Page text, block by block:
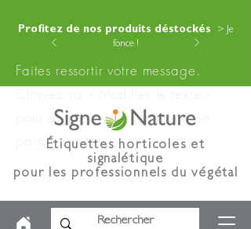
Profitez de nos produits déstockés
> Je
fonce !
Faites ressortir votre message.
Cliquez sur « Modifier le texte »
pour ajouter votre contenu à ce
paragraphe.
Étiquettes horticoles et
signalétique
pour les professionnels du végétal